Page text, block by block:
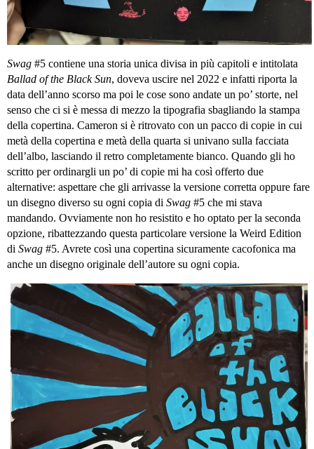
Swag #5 contiene una storia unica divisa in più capitoli e intitolata
Ballad of the Black Sun, doveva uscire nel 2022 e infatti riporta la
data dell’anno scorso ma poi le cose sono andate un po’ storte, nel
senso che ci si è messa di mezzo la tipografia sbagliando la stampa
della copertina. Cameron si è ritrovato con un pacco di copie in cui
metà della copertina e metà della quarta si univano sulla facciata
dell’albo, lasciando il retro completamente bianco. Quando gli ho
scritto per ordinargli un po’ di copie mi ha così offerto due
alternative: aspettare che gli arrivasse la versione corretta oppure fare
un disegno diverso su ogni copia di Swag #5 che mi stava
mandando. Ovviamente non ho resistito e ho optato per la seconda
opzione, ribattezzando questa particolare versione la Weird Edition
di Swag #5. Avrete così una copertina sicuramente cacofonica ma
anche un disegno originale dell’autore su ogni copia.